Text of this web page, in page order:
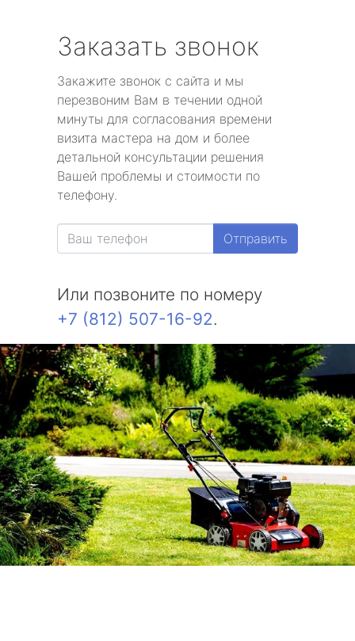
Заказать звонок
Закажите звонок с сайта и мы
перезвоним Вам в течении одной
минуты для согласования времени
визита мастера на дом и более
детальной консультации решения
Вашей проблемы и стоимости по
телефону.
Отправить
Или позвоните по номеру
+7 (812) 507-16-92.